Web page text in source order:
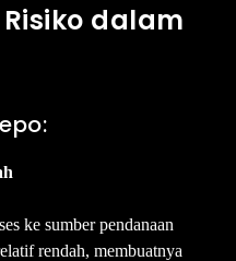
dalam
ke sumber pendanaan
rendah, membuatnya